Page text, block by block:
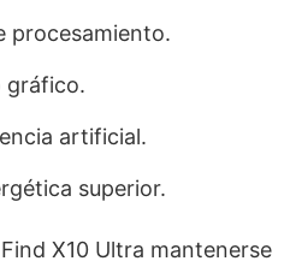
procesamiento.
gráfico.
artificial.
superior.
X10 Ultra mantenerse